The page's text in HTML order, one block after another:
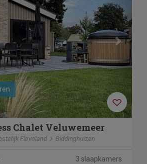
Chalet Veluwemeer
Flevoland Biddinghuizen
3 slaapkamers